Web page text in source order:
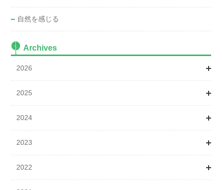
自然を感じる
Archives
2026
1月
2月
3月
4月
2025
1月
3月
4月
2024
1月
2月
2023
1月
2022